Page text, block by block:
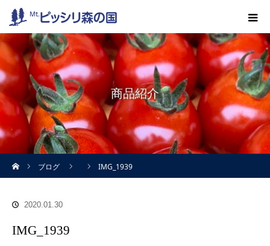
商品紹介
ブログ
IMG_1939
2020.01.30
IMG_1939